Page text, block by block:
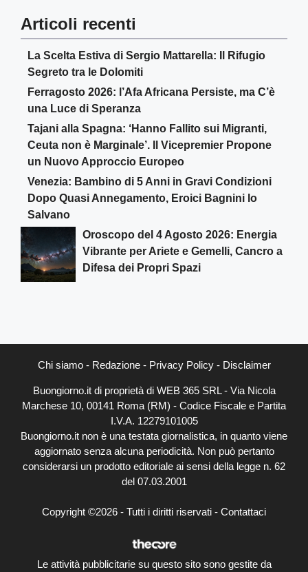
Articoli recenti
La Scelta Estiva di Sergio Mattarella: Il Rifugio
Segreto tra le Dolomiti
Ferragosto 2026: l’Afa Africana Persiste, ma C’è
una Luce di Speranza
Tajani alla Spagna: ‘Hanno Fallito sui Migranti,
Ceuta non è Marginale’. Il Vicepremier Propone
un Nuovo Approccio Europeo
Venezia: Bambino di 5 Anni in Gravi Condizioni
Dopo Quasi Annegamento, Eroici Bagnini lo
Salvano
Oroscopo del 4 Agosto 2026: Energia
Vibrante per Ariete e Gemelli, Cancro a
Difesa dei Propri Spazi
Chi siamo- Redazione- Privacy Policy- Disclaimer
Buongiorno.it di proprietà di WEB 365 SRL - Via Nicola
Marchese 10, 00141 Roma (RM) - Codice Fiscale e Partita
I.V.A. 12279101005
Buongiorno.it non è una testata giornalistica, in quanto viene
aggiornato senza alcuna periodicità. Non può pertanto
considerarsi un prodotto editoriale ai sensi della legge n. 62
del 07.03.2001
Copyright ©2026 - Tutti i diritti riservati - Contattaci
Le attività pubblicitarie su questo sito sono gestite da